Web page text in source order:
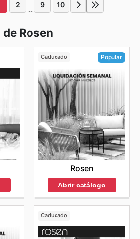
2 ... 9 10
Rosen
Caducado Popular
Rosen
Abrir catálogo
Caducado